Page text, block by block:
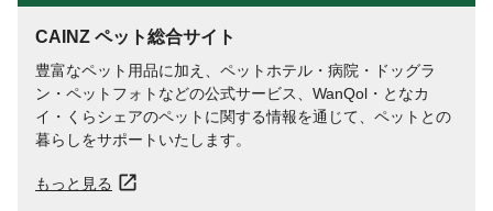
CAINZ ペット総合サイト
豊富なペット用品に加え、ペットホテル・病院・ドッグラ
ン・ペットフォトなどの公式サービス、WanQol・となカ
イ・くらシェアのペットに関する情報を通じて、ペットとの
暮らしをサポートいたします。
もっと見る